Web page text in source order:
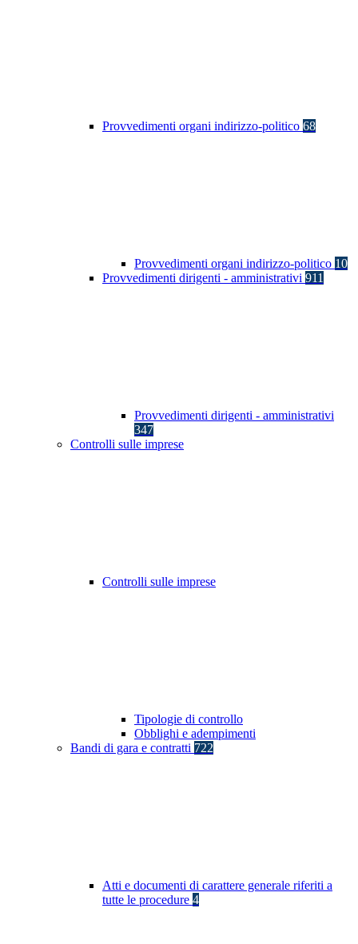
Provvedimenti organi indirizzo-politico 68
Provvedimenti organi indirizzo-politico 10
Provvedimenti dirigenti - amministrativi 911
Provvedimenti dirigenti - amministrativi
347
Controlli sulle imprese
Controlli sulle imprese
Tipologie di controllo
Obblighi e adempimenti
Bandi di gara e contratti 722
Atti e documenti di carattere generale riferiti a
tutte le procedure 4